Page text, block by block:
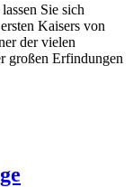
Sie sich
Kaisers von
der vielen
großen Erfindungen